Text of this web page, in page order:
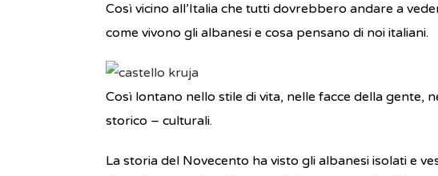
Così vicino all’Italia che tutti dovrebbero andare a
come vivono gli albanesi e cosa pensano di noi italiani.
Così lontano nello stile di vita, nelle facce della gente,
storico – culturali.
La storia del Novecento ha visto gli albanesi isolati e